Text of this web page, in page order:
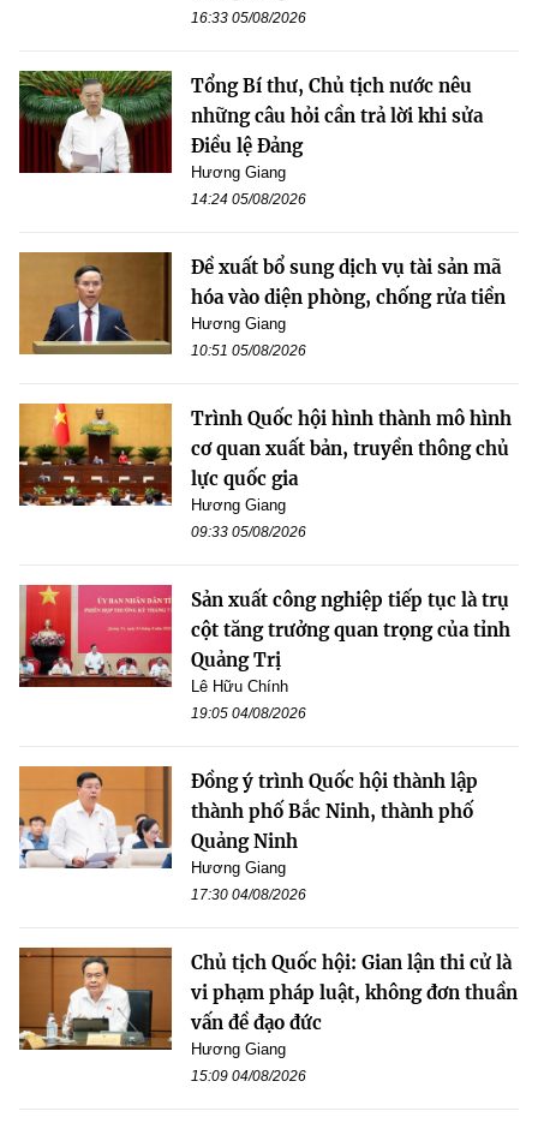
16:33 05/08/2026
Tổng Bí thư, Chủ tịch nước nêu
những câu hỏi cần trả lời khi sửa
Điều lệ Đảng
Hương Giang
14:24 05/08/2026
Đề xuất bổ sung dịch vụ tài sản mã
hóa vào diện phòng, chống rửa tiền
Hương Giang
10:51 05/08/2026
Trình Quốc hội hình thành mô hình
cơ quan xuất bản, truyền thông chủ
lực quốc gia
Hương Giang
09:33 05/08/2026
Sản xuất công nghiệp tiếp tục là trụ
cột tăng trưởng quan trọng của tỉnh
Quảng Trị
Lê Hữu Chính
19:05 04/08/2026
Đồng ý trình Quốc hội thành lập
thành phố Bắc Ninh, thành phố
Quảng Ninh
Hương Giang
17:30 04/08/2026
Chủ tịch Quốc hội: Gian lận thi cử là
vi phạm pháp luật, không đơn thuần
vấn đề đạo đức
Hương Giang
15:09 04/08/2026